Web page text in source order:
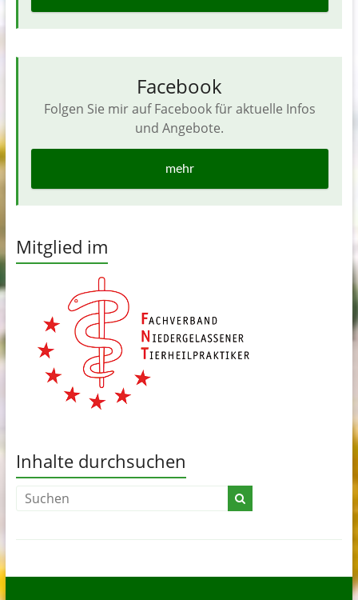
Facebook
Folgen Sie mir auf Facebook für aktuelle Infos
und Angebote.
mehr
Mitglied im
Inhalte durchsuchen